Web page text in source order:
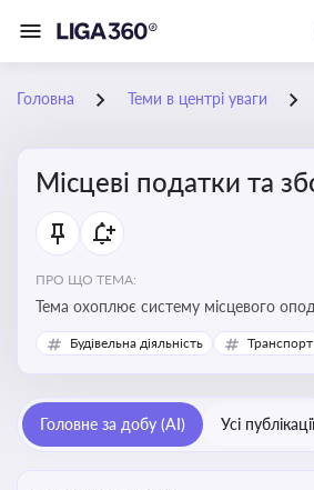
Головна Теми в центрі уваги
Місцеві податки та
ПРО ЩО ТЕМА:
Тема охоплює систему місцевого
Україні, включаючи туристичний збір,
земельні ділянки, за
Будівельна діяльність Транспорт
Головне за добу (AI) Усі публікації